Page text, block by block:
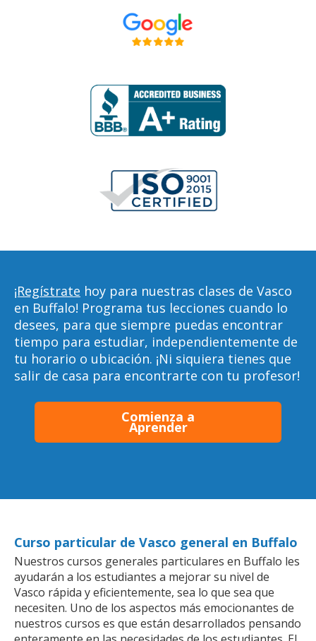
¡Regístrate hoy para nuestras clases de Vasco
en Buffalo! Programa tus lecciones cuando lo
desees, para que siempre puedas encontrar
tiempo para estudiar, independientemente de
tu horario o ubicación. ¡Ni siquiera tienes que
salir de casa para encontrarte con tu profesor!
Comienza a
Aprender
Curso particular de Vasco general en Buffalo
Nuestros cursos generales particulares en Buffalo les
ayudarán a los estudiantes a mejorar su nivel de
Vasco rápida y eficientemente, sea lo que sea que
necesiten. Uno de los aspectos más emocionantes de
nuestros cursos es que están desarrollados pensando